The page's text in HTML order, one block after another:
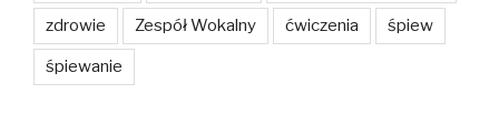
zdrowie Zespół Wokalny ćwiczenia śpiew
śpiewanie